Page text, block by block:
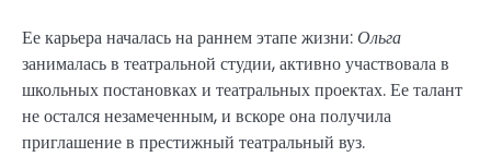
Ее карьера началась на раннем этапе жизни:Ольга
занималась в театральной студии, активно участвовала в
школьных постановках и театральных проектах. Ее талант
не остался незамеченным, и вскоре она получила
приглашение в престижный театральный вуз.